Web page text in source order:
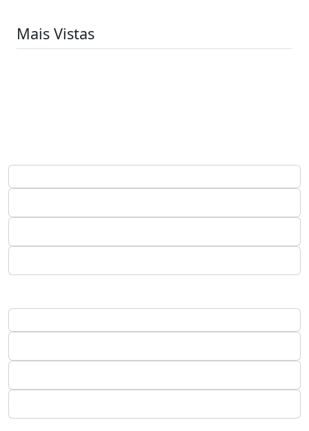
Mais Vistas